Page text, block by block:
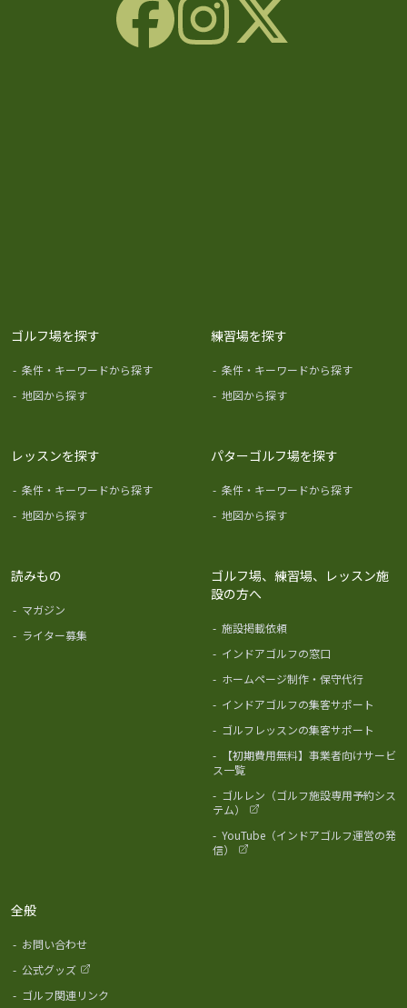
ゴルフ場を探す
- 条件・キーワードから探す
- 地図から探す
練習場を探す
- 条件・キーワードから探す
- 地図から探す
レッスンを探す
- 条件・キーワードから探す
- 地図から探す
パターゴルフ場を探す
- 条件・キーワードから探す
- 地図から探す
読みもの
- マガジン
- ライター募集
ゴルフ場、練習場、レッスン施
設の方へ
- 施設掲載依頼
- インドアゴルフの窓口
- ホームページ制作・保守代行
- インドアゴルフの集客サポート
- ゴルフレッスンの集客サポート
-
【初期費用無料】事業者向けサービ
ス一覧
- ゴルレン（ゴルフ施設専用予約シス
テム）
- YouTube（インドアゴルフ運営の発
信）
全般
- お問い合わせ
- 公式グッズ
- ゴルフ関連リンク